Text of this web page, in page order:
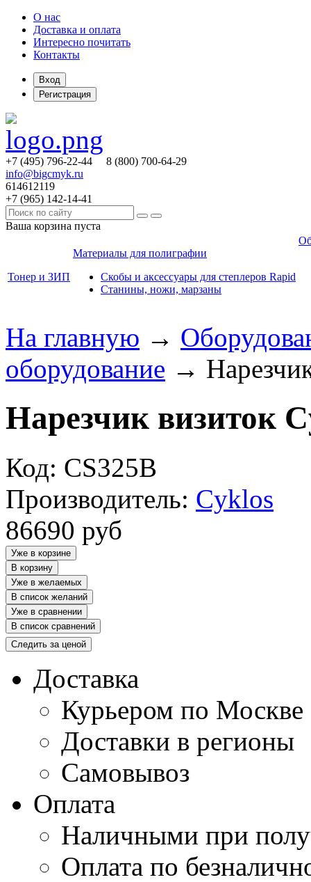
О нас
Доставка и оплата
Интересно почитать
Контакты
Вход
Регистрация
+7 (495) 796-22-44 8 (800) 700-64-29
info@bigcmyk.ru
614612119
+7 (965) 142-14-41
Ваша корзина пуста
Тонер и ЗИП
Материалы для полиграфии
Скобы и аксессуары для степлеров Rapid
Станины, ножи, марзаны
На главную →
оборудование →
Нарезчик визиток
Код: CS325B
Производитель: Cyklos
86690 руб
Уже в корзине
В корзину
Уже в желаемых
В список желаний
Уже в сравнении
В список сравнений
Следить за ценой
Доставка
Курьером по Москве
Доставки в регионы
Самовывоз
Оплата
Наличными при
Оплата по